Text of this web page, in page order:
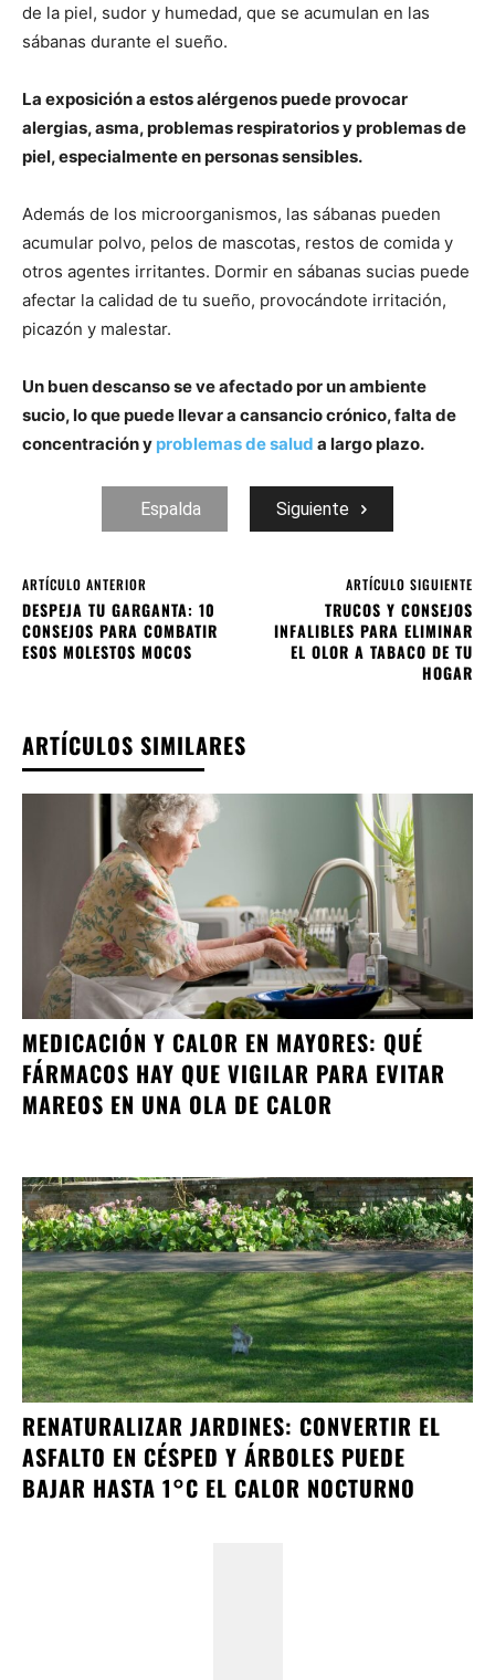
de la piel, sudor y humedad, que se acumulan en las
sábanas durante el sueño.
La exposición a estos alérgenos puede provocar
alergias, asma, problemas respiratorios y problemas de
piel, especialmente en personas sensibles.
Además de los microorganismos, las sábanas pueden
acumular polvo, pelos de mascotas, restos de comida y
otros agentes irritantes. Dormir en sábanas sucias puede
afectar la calidad de tu sueño, provocándote irritación,
picazón y malestar.
Un buen descanso se ve afectado por un ambiente
sucio, lo que puede llevar a cansancio crónico, falta de
concentración y problemas de salud a largo plazo.
Espalda Siguiente
ARTÍCULO ANTERIOR
DESPEJA TU GARGANTA: 10
CONSEJOS PARA COMBATIR
ESOS MOLESTOS MOCOS
ARTÍCULO SIGUIENTE
TRUCOS Y CONSEJOS
INFALIBLES PARA ELIMINAR
EL OLOR A TABACO DE TU
HOGAR
ARTÍCULOS SIMILARES
MEDICACIÓN Y CALOR EN MAYORES: QUÉ
FÁRMACOS HAY QUE VIGILAR PARA EVITAR
MAREOS EN UNA OLA DE CALOR
RENATURALIZAR JARDINES: CONVERTIR EL
ASFALTO EN CÉSPED Y ÁRBOLES PUEDE
BAJAR HASTA 1°C EL CALOR NOCTURNO